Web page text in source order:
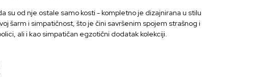
su od nje ostale samo kosti - kompletno je dizajnirana u stilu
šarm i simpatičnost, što je čini savršenim spojem strašnog i
ali i kao simpatičan egzotični dodatak kolekciji.